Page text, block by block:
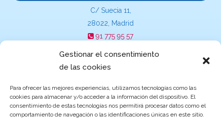
Gestionar el consentimiento
de las cookies
Para ofrecer las mejores experiencias, utilizamos tecnologías como las
cookies para almacenar y/o acceder a la información del dispositivo. El
consentimiento de estas tecnologías nos permitirá procesar datos como el
comportamiento de navegación o las identificaciones únicas en este sitio.
C/ Suecia 11,
28022, Madrid
91 775 95 57
Becas y ayudas de Educación